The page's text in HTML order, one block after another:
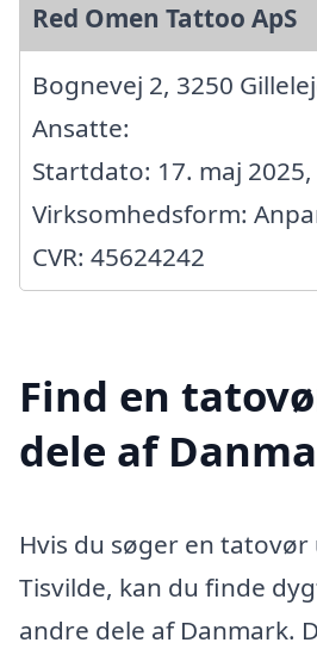
Red Omen Tattoo ApS
Bognevej 2, 3250
Ansatte:
Startdato: 17. maj 2025,
Virksomhedsform:
CVR: 45624242
Find en
dele af
Hvis du søger en
Tisvilde, kan du finde
andre dele af Danmark.